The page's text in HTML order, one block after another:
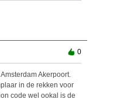
0
Akerpoort.
in de rekken voor
code wel ookal is de